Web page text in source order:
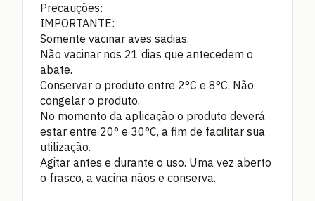
Precauções:
IMPORTANTE:
Somente vacinar aves sadias.
Não vacinar nos 21 dias que antecedem o
abate.
Conservar o produto entre 2°C e 8°C. Não
congelar o produto.
No momento da aplicação o produto deverá
estar entre 20° e 30°C, a fim de facilitar sua
utilização.
Agitar antes e durante o uso. Uma vez aberto
o frasco, a vacina nãos e conserva.